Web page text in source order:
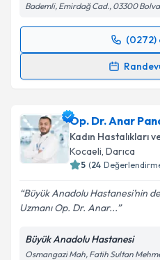
Bademli, Emirdağ Cad., 03300
(0272)
Randevu Takvimi
takvim hazırlandığında
E-posta Adresiniz
kapsamda
Op. Dr. Anar
Kadın Hastalıkları
Kocaeli, Darıca
5 (24
Büyük Anadolu Hastanesi’nin
Uzmanı Op. Dr. Anar...
Büyük Anadolu Hastanesi
Osmangazi Mah, Fatih Sultan